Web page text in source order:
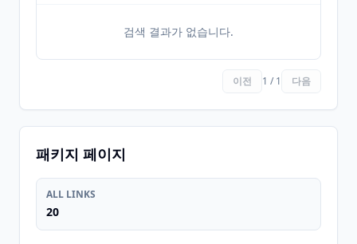
검색 결과가 없습니다.
이전 1 / 1 다음
패키지 페이지
ALL LINKS
20